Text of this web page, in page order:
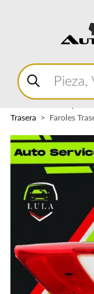
Buscar
productos
Trasera
Faroles